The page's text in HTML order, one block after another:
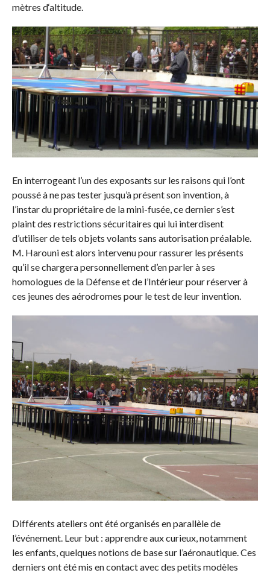
mètres d‘altitude.
En interrogeant l’un des exposants sur les raisons qui l’ont
poussé à ne pas tester jusqu’à présent son invention, à
l’instar du propriétaire de la mini-fusée, ce dernier s’est
plaint des restrictions sécuritaires qui lui interdisent
d’utiliser de tels objets volants sans autorisation préalable.
M. Harouni est alors intervenu pour rassurer les présents
qu’il se chargera personnellement d’en parler à ses
homologues de la Défense et de l’Intérieur pour réserver à
ces jeunes des aérodromes pour le test de leur invention.
Différents ateliers ont été organisés en parallèle de
l’événement. Leur but : apprendre aux curieux, notamment
les enfants, quelques notions de base sur l’aéronautique. Ces
derniers ont été mis en contact avec des petits modèles